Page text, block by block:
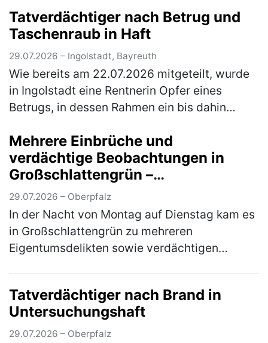
Richtung Mendorf ab, die nachfolg…(mehr)
Tatverdächtiger nach Betrug und
Taschenraub in Haft
29.07.2026 – Ingolstadt, Bayreuth
Wie bereits am 22.07.2026 mitgeteilt, wurde
in Ingolstadt eine Rentnerin Opfer eines
Betrugs, in dessen Rahmen ein bis dahin
Zeugenaufruf hin meldeten sic…
Mehrere Einbrüche und
verdächtige Beobachtungen in
Großschlattengrün –
Kriminalpolizei prüft
Tatzusammenhänge
29.07.2026 – Oberpfalz
In der Nacht von Montag auf Dienstag kam es
in Großschlattengrün zu mehreren
Eigentumsdelikten sowie verdächtigen
ein Fl…(mehr)
Tatverdächtiger nach Brand in
Untersuchungshaft
29.07.2026 – Oberpfalz